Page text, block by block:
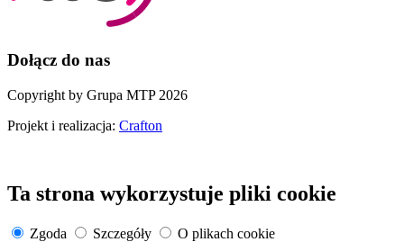
Dołącz do nas
Copyright by Grupa MTP 2026
Projekt i realizacja: Crafton
Ta strona wykorzystuje pliki cookie
Zgoda Szczegóły
O plikach cookie